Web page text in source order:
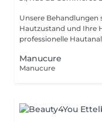
Unsere
Hautzustand und Ihre
professionelle
Manucure
Manucure